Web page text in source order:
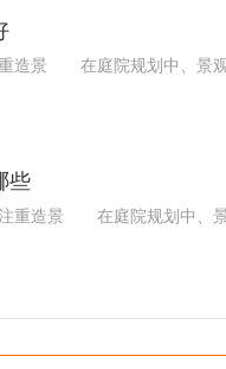
造景 在庭院规划中、景观
些
重造景 在庭院规划中、景